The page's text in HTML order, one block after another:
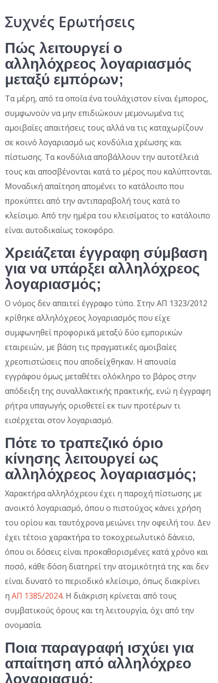
Συχνές Ερωτήσεις
Πώς λειτουργεί ο
αλληλόχρεος λογαριασμός
μεταξύ εμπόρων;
Τα μέρη, από τα οποία ένα τουλάχιστον είναι έμπορος,
συμφωνούν να μην επιδιώκουν μεμονωμένα τις
αμοιβαίες απαιτήσεις τους αλλά να τις καταχωρίζουν
σε κοινό λογαριασμό ως κονδύλια χρέωσης και
πίστωσης. Τα κονδύλια αποβάλλουν την αυτοτέλειά
τους και αποσβένονται κατά το μέρος που καλύπτονται.
Μοναδική απαίτηση απομένει το κατάλοιπο που
προκύπτει από την αντιπαραβολή τους κατά το
κλείσιμο. Από την ημέρα του κλεισίματος το κατάλοιπο
είναι αυτοδικαίως τοκοφόρο.
Χρειάζεται έγγραφη σύμβαση
για να υπάρξει αλληλόχρεος
λογαριασμός;
Ο νόμος δεν απαιτεί έγγραφο τύπο. Στην ΑΠ 1323/2012
κρίθηκε αλληλόχρεος λογαριασμός που είχε
συμφωνηθεί προφορικά μεταξύ δύο εμπορικών
εταιρειών, με βάση τις πραγματικές αμοιβαίες
χρεοπιστώσεις που αποδείχθηκαν. Η απουσία
εγγράφου όμως μεταθέτει ολόκληρο το βάρος στην
απόδειξη της συναλλακτικής πρακτικής, ενώ η έγγραφη
ρήτρα υπαγωγής οριοθετεί εκ των προτέρων τι
εισέρχεται στον λογαριασμό.
Πότε το τραπεζικό όριο
κίνησης λειτουργεί ως
αλληλόχρεος λογαριασμός;
Χαρακτήρα αλληλόχρεου έχει η παροχή πίστωσης με
ανοικτό λογαριασμό, όπου ο πιστούχος κάνει χρήση
του ορίου και ταυτόχρονα μειώνει την οφειλή του. Δεν
έχει τέτοιο χαρακτήρα το τοκοχρεωλυτικό δάνειο,
όπου οι δόσεις είναι προκαθορισμένες κατά χρόνο και
ποσό, κάθε δόση διατηρεί την ατομικότητά της και δεν
είναι δυνατό το περιοδικό κλείσιμο, όπως διακρίνει
η ΑΠ 1385/2024. Η διάκριση κρίνεται από τους
συμβατικούς όρους και τη λειτουργία, όχι από την
ονομασία.
Ποια παραγραφή ισχύει για
απαίτηση από αλληλόχρεο
λογαριασμό;